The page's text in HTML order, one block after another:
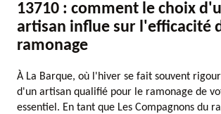
13710 : comment le choix
artisan influe sur l'efficacité
ramonage
À La Barque, où l'hiver se fait souvent
d'un artisan qualifié pour le ramonage de
essentiel. En tant que Les Compagnons du